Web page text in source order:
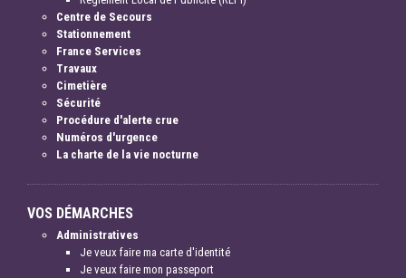
Centre de Secours
Stationnement
France Services
Travaux
Cimetière
Sécurité
Procédure d'alerte crue
Numéros d'urgence
La charte de la vie nocturne
VOS DÉMARCHES
Administratives
Je veux faire ma carte d'identité
Je veux faire mon passeport